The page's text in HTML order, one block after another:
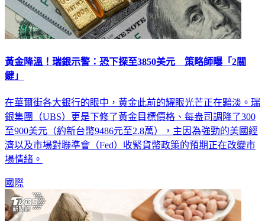
黃金降溫！瑞銀示警：恐下探至3850美元 策略師曝「2關
鍵」
在華爾街各大銀行的眼中，黃金此前的耀眼光芒正在黯淡。瑞
銀集團（UBS）更是下修了黃金目標價格、每盎司調降了300
至900美元（約新台幣9486元至2.8萬），主因為強勁的美國經
濟以及市場對聯準會（Fed）收緊貨幣政策的預期正在改變市
場情緒。
國際